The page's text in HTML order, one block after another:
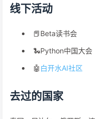
线下活动
📕Beta读书会
🐍Python中国大会
🤖 白开水AI社区
去过的国家